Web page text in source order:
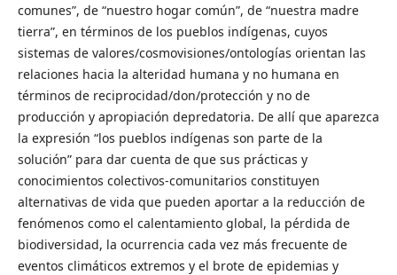
comunes”, de “nuestro hogar común”, de “nuestra madre
tierra”, en términos de los pueblos indígenas, cuyos
sistemas de valores/cosmovisiones/ontologías orientan las
relaciones hacia la alteridad humana y no humana en
términos de reciprocidad/don/protección y no de
producción y apropiación depredatoria. De allí que aparezca
la expresión “los pueblos indígenas son parte de la
solución” para dar cuenta de que sus prácticas y
conocimientos colectivos-comunitarios constituyen
alternativas de vida que pueden aportar a la reducción de
fenómenos como el calentamiento global, la pérdida de
biodiversidad, la ocurrencia cada vez más frecuente de
eventos climáticos extremos y el brote de epidemias y